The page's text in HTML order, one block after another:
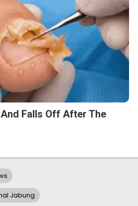
Falls Off After The
Jabung